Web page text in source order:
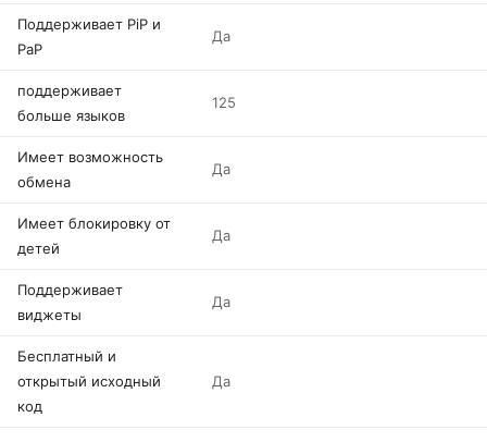
Поддерживает PiP и
PaP
Да
поддерживает
больше языков
125
Имеет возможность
обмена
Да
Имеет блокировку от
детей
Да
Поддерживает
виджеты
Да
Бесплатный и
открытый исходный
код
Да